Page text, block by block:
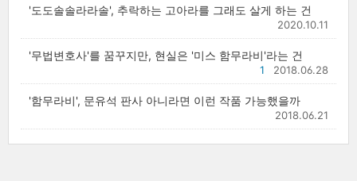
'도도솔솔라라솔', 추락하는 고아라를 그래도 살게 하는 건
2020.10.11
'무법변호사'를 꿈꾸지만, 현실은 '미스 함무라비'라는 건
2018.06.28
1
'함무라비', 문유석 판사 아니라면 이런 작품 가능했을까
2018.06.21